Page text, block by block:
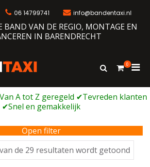
06 14799741 info@bandentaxi.nl
BAND VAN DE REGIO, MONTAGE EN
IN BARENDRECHT
Bandengarage met eigen webshop
Toon
0
voor
Open filter
de 29 resultaten wordt getoond
op